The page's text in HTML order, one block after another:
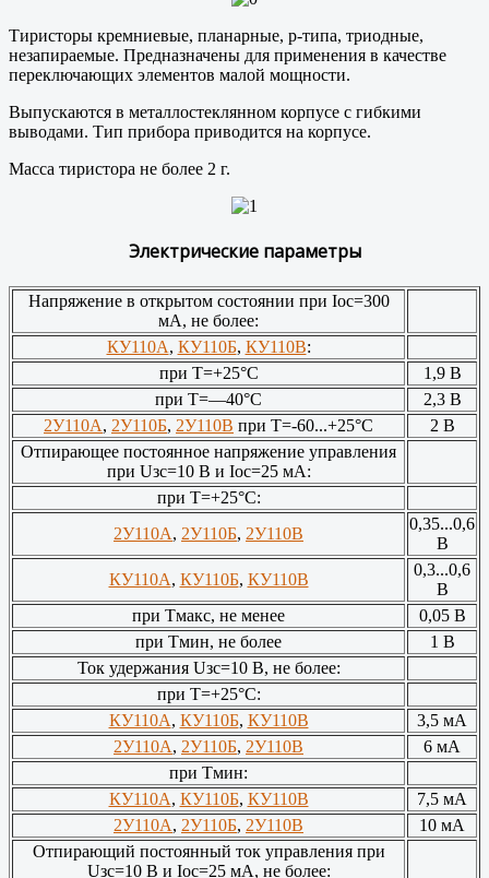
Тиристоры кремниевые, планарные, p-типа, триодные,
незапираемые. Предназначены для применения в качестве
переключающих элементов малой мощности.
Выпускаются в металлостеклянном корпусе с гибкими
выводами. Тип прибора приводится на корпусе.
Масса тиристора не более 2 г.
Электрические параметры
Напряжение в открытом состоянии при Iос=300
мА, не более:
КУ110А, КУ110Б, КУ110В:
при Т=+25°С
1,9 В
при Т=—40°С
2,3 В
2У110А, 2У110Б, 2У110В при Т=-60...+25°С
2 В
Отпирающее постоянное напряжение управления
при Uзс=10 В и Iос=25 мА:
при Т=+25°С:
2У110А, 2У110Б, 2У110В
0,35...0,6
В
КУ110А, КУ110Б, КУ110В
0,3...0,6
В
при Тмакс, не менее
0,05 В
при Тмин, не более
1 В
Ток удержания Uзс=10 В, не более:
при Т=+25°С:
КУ110А, КУ110Б, КУ110В
3,5 мА
2У110А, 2У110Б, 2У110В
6 мА
при Тмин:
КУ110А, КУ110Б, КУ110В
7,5 мА
2У110А, 2У110Б, 2У110В
10 мА
Отпирающий постоянный ток управления при
Uзс=10 В и Iос=25 мА, не более: